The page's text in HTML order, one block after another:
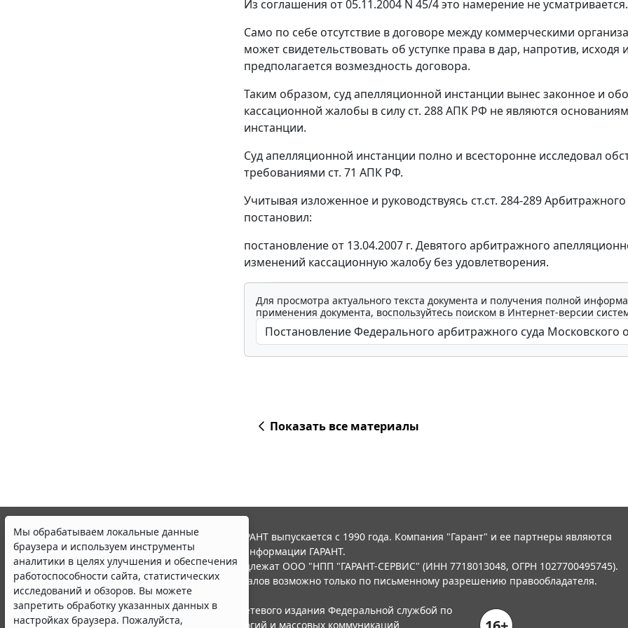
Из соглашения от 05.11.2004 N 45/4 это намерение не усматривается.
Само по себе отсутствие в договоре между коммерческими
может свидетельствовать об уступке права в дар, напротив,
предполагается возмездность договора.
Таким образом, суд апелляционной инстанции вынес законное и
кассационной жалобы в силу ст. 288АПК РФ не являются
инстанции.
Суд апелляционной инстанции полно и всесторонне исследовал
требованиями ст. 71 АПК РФ.
Учитывая изложенное и руководствуясь ст.ст. 284-289Арбитражного
постановил:
постановление от 13.04.2007 г. Девятого арбитражного
изменений кассационную жалобу без удовлетворения.
Для просмотра актуального текста документа и получения полной
применения документа, воспользуйтесь поиском в Интернет-версии
Показать все материалы
Мы обрабатываем локальные данные
браузера и используем инструменты
аналитики в целях улучшения и обеспечения
работоспособности сайта, статистических
исследований и обзоров. Вы можете
запретить обработку указанных данных в
настройках браузера. Пожалуйста,
© ООО "НПП "ГАРАНТ-СЕРВИС", 2026. Система ГАРАНТ выпускается с 1990 года. Компания "Гарант" и ее партнеры являются
участниками Российской ассоциации правовой информации ГАРАНТ.
Все права на материалы сайта ГАРАНТ.РУ принадлежат ООО "НПП "ГАРАНТ-СЕРВИС" (ИНН 7718013048, ОГРН 1027700495745).
Полное или частичное воспроизведение материалов возможно только по письменному разрешению правообладателя.
Правила использования портала.
Портал ГАРАНТ.РУ зарегистрирован в качестве сетевого издания Федеральной службой по
надзору в сфере связи,информационных технологий и массовых коммуникаций